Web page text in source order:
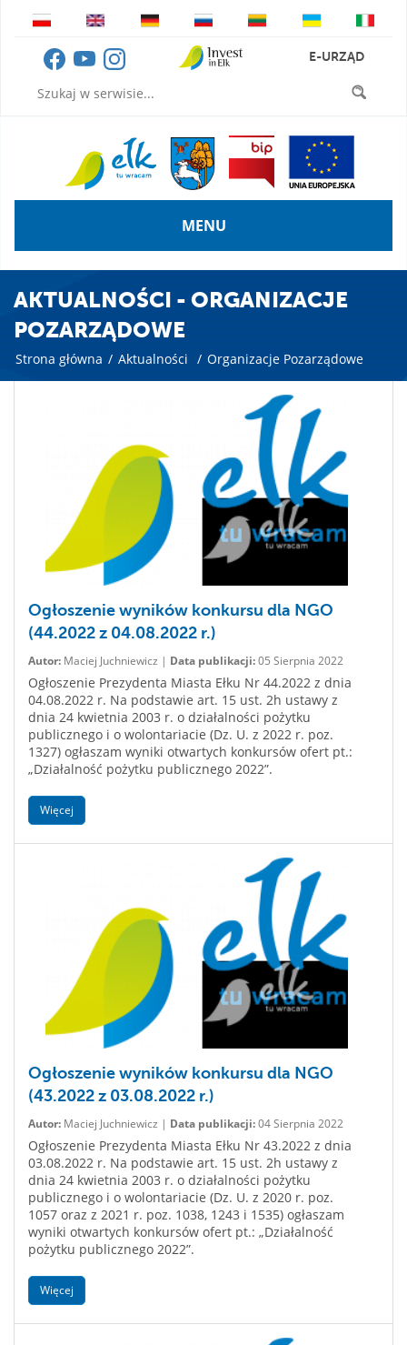
E-URZĄD
MENU
AKTUALNOŚCI - ORGANIZACJE
POZARZĄDOWE
Strona główna / Aktualności / Organizacje Pozarządowe
Ogłoszenie wyników konkursu dla NGO
(44.2022 z 04.08.2022 r.)
Autor: Maciej Juchniewicz | Data publikacji:05 Sierpnia 2022
Ogłoszenie Prezydenta Miasta Ełku Nr 44.2022 z dnia
04.08.2022 r. Na podstawie art. 15 ust. 2h ustawy z
dnia 24 kwietnia 2003 r. o działalności pożytku
publicznego i o wolontariacie (Dz. U. z 2022 r. poz.
1327) ogłaszam wyniki otwartych konkursów ofert pt.:
„Działalność pożytku publicznego 2022”.
Więcej
Ogłoszenie wyników konkursu dla NGO
(43.2022 z 03.08.2022 r.)
Autor: Maciej Juchniewicz | Data publikacji:04 Sierpnia 2022
Ogłoszenie Prezydenta Miasta Ełku Nr 43.2022 z dnia
03.08.2022 r. Na podstawie art. 15 ust. 2h ustawy z
dnia 24 kwietnia 2003 r. o działalności pożytku
publicznego i o wolontariacie (Dz. U. z 2020 r. poz.
1057 oraz z 2021 r. poz. 1038, 1243 i 1535) ogłaszam
wyniki otwartych konkursów ofert pt.: „Działalność
pożytku publicznego 2022”.
Więcej